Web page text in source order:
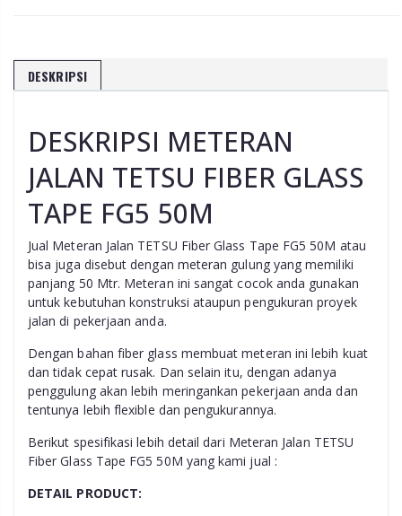
DESKRIPSI
DESKRIPSI METERAN
JALAN TETSU FIBER GLASS
TAPE FG5 50M
Jual Meteran Jalan TETSU Fiber Glass Tape FG5 50M atau
bisa juga disebut dengan meteran gulung yang memiliki
panjang 50 Mtr. Meteran ini sangat cocok anda gunakan
untuk kebutuhan konstruksi ataupun pengukuran proyek
jalan di pekerjaan anda.
Dengan bahan fiber glass membuat meteran ini lebih kuat
dan tidak cepat rusak. Dan selain itu, dengan adanya
penggulung akan lebih meringankan pekerjaan anda dan
tentunya lebih flexible dan pengukurannya.
Berikut spesifikasi lebih detail dari Meteran Jalan TETSU
Fiber Glass Tape FG5 50M yang kami jual :
DETAIL PRODUCT: